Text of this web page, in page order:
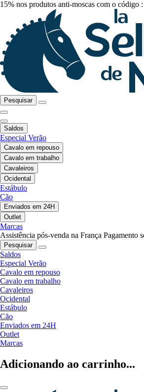
15% nos produtos anti-moscas com o código :
Pesquisar
Saldos
Especial Verão
Cavalo em repouso
Cavalo em trabalho
Cavaleiros
Ocidental
Estábulo
Cão
Enviados em 24H
Outlet
Marcas
Assistência pós-venda na França Pagamento
Pesquisar
Saldos
Especial Verão
Cavalo em repouso
Cavalo em trabalho
Cavaleiros
Ocidental
Estábulo
Cão
Enviados em 24H
Outlet
Marcas
Adicionando ao carrinho...